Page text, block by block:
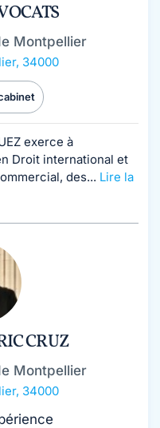
Montpellier
34000
exerce à
Droit international et
des... Lire la
CRUZ
Montpellier
34000